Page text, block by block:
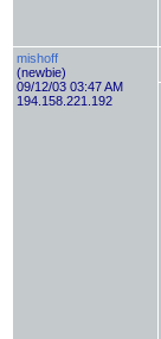
mishoff
(newbie)
09/12/03 03:47 AM
194.158.221.192